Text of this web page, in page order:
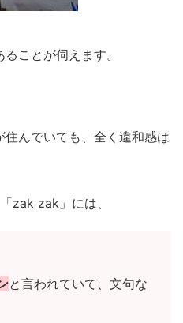
ことが伺えます。
んでいても、全く違和感は
zak zak」には、
と言われていて、文句な